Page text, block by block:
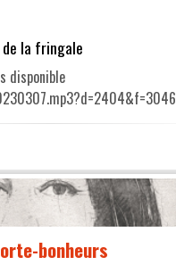
la fringale
disponible
bonheurs